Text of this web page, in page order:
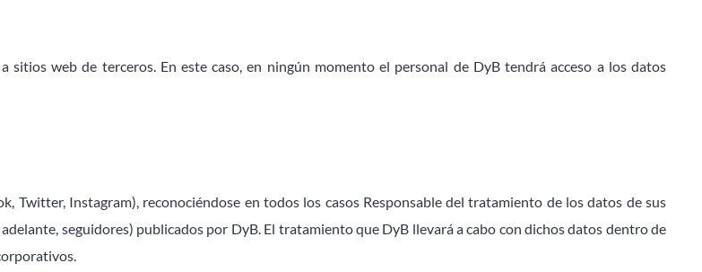
sitios web de terceros. En este caso, en ningún momento el personal de DyB tendrá acceso a los datos
Twitter, Instagram), reconociéndose en todos los casos Responsable del tratamiento de los datos de sus
seguidores) publicados por DyB. El tratamiento que DyB llevará a cabo con dichos datos dentro de